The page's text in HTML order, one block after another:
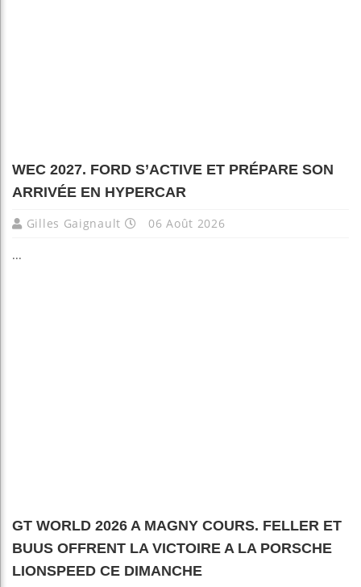
WEC 2027. FORD S’ACTIVE ET PRÉPARE SON
ARRIVÉE EN HYPERCAR
Gilles Gaignault 06 Août 2026
...
GT WORLD 2026 A MAGNY COURS. FELLER ET
BUUS OFFRENT LA VICTOIRE A LA PORSCHE
LIONSPEED CE DIMANCHE